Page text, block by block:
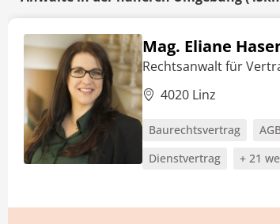
Mag. Eliane
Rechtsanwalt für
4020 Linz
Baurechtsvertrag
Dienstvertrag
+ 21